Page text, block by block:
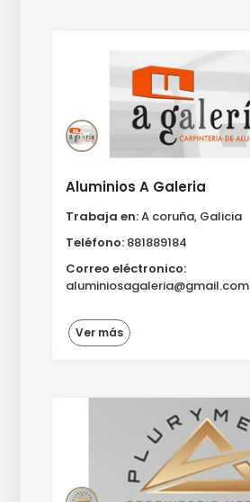
Aluminios A Galeria
Trabaja en:A coruña, Galicia
Teléfono: 881889184
Correo eléctronico:
aluminiosagaleria@gmail.com
Ver más